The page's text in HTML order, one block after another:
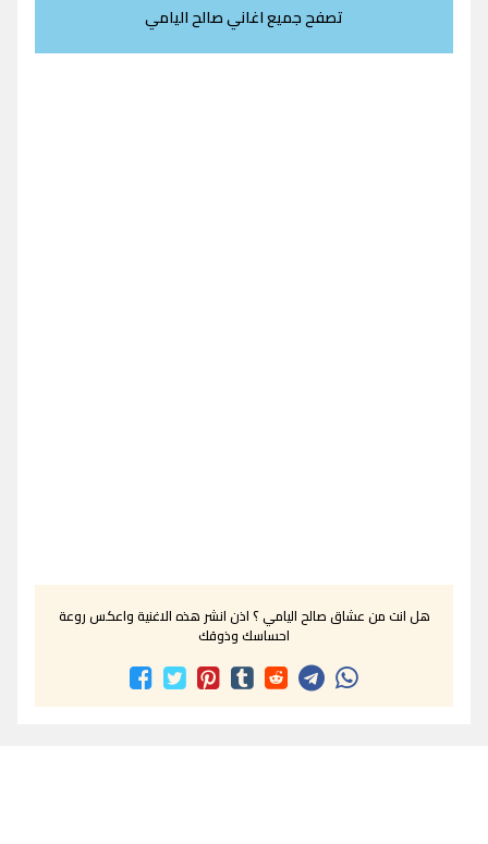
تصفح جميع اغاني صالح اليامي
هل انت من عشاق صالح اليامي ؟ اذن انشر هذه الاغنية واعكس روعة
احساسك وذوقك